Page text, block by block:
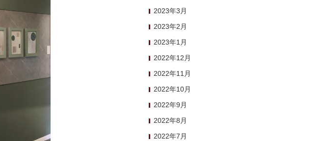
2023年3月
2023年2月
2023年1月
2022年12月
2022年11月
2022年10月
2022年9月
2022年8月
2022年7月